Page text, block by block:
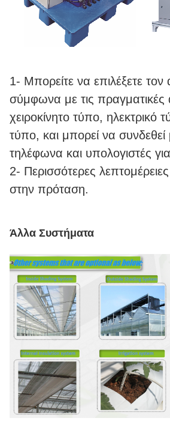
1- Μπορείτε να επιλέξετε τον
σύμφωνα με τις πραγματικές
χειροκίνητο τύπο, ηλεκτρικό
τύπο, και μπορεί να συνδεθεί
τηλέφωνα και υπολογιστές
2- Περισσότερες
στην πρόταση.
Άλλα Συστήματα